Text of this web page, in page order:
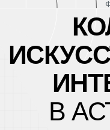
дипломом СПО и
В